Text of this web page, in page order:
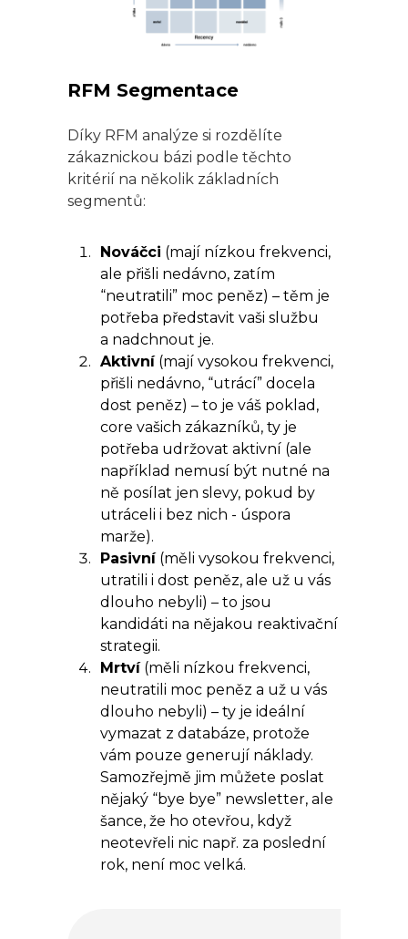
RFM Segmentace
Díky RFM analýze si rozdělíte
zákaznickou bázi podle těchto
kritérií na několik základních
segmentů:
Nováčci (mají nízkou frekvenci,
ale přišli nedávno, zatím
“neutratili” moc peněz) – těm je
potřeba představit vaši službu
a nadchnout je.
Aktivní(mají vysokou frekvenci,
přišli nedávno, “utrácí” docela
dost peněz) – to je váš poklad,
core vašich zákazníků, ty je
potřeba udržovat aktivní (ale
například nemusí být nutné na
ně posílat jen slevy, pokud by
utráceli i bez nich - úspora
marže).
Pasivní(měli vysokou frekvenci,
utratili i dost peněz, ale už u vás
dlouho nebyli) – to jsou
kandidáti na nějakou reaktivační
strategii.
Mrtví(měli nízkou frekvenci,
neutratili moc peněz a už u vás
dlouho nebyli) – ty je ideální
vymazat z databáze, protože
vám pouze generují náklady.
Samozřejmě jim můžete poslat
nějaký “bye bye” newsletter, ale
šance, že ho otevřou, když
neotevřeli nic např. za poslední
rok, není moc velká.